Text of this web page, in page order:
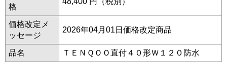
格
価格改定メ
ッセージ
2026年04月01日価格改定商品
品名 ＴＥＮＱＯＯ直付４０形Ｗ１２０防水